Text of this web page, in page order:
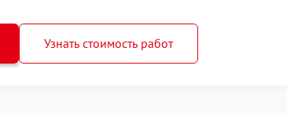
Узнать стоимость работ